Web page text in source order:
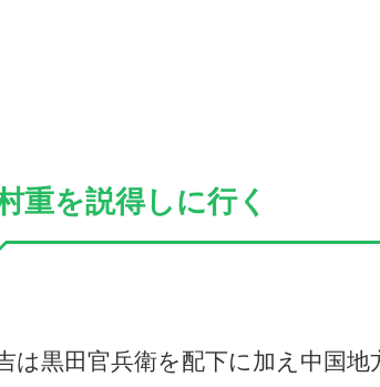
重を説得しに行く
は黒田官兵衛を配下に加え中国